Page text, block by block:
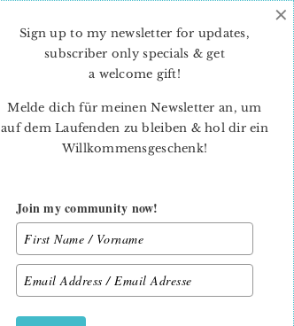
DATENSCHUTZ
Sign up to my newsletter for updates,
subscriber only specials & get
a welcome gift!
Melde dich für meinen Newsletter an, um
auf dem Laufenden zu bleiben & hol dir ein
Willkommensgeschenk!
Join my community now!
×